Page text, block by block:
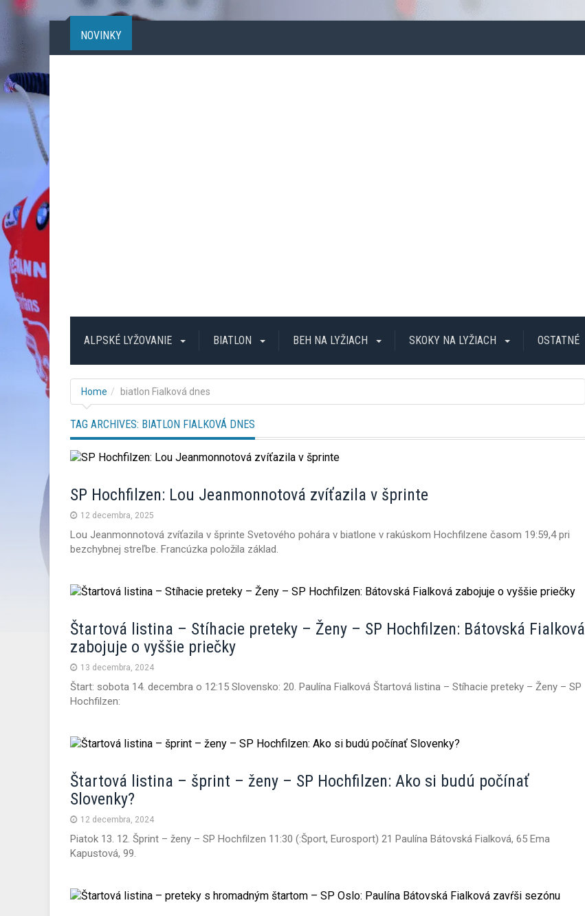
NOVINKY
ALPSKÉ LYŽOVANIE BIATLON BEH NA LYŽIACH SKOKY NA LYŽIACH OSTATNÉ
Home biatlon Fialková dnes
TAG ARCHIVES: BIATLON FIALKOVÁ DNES
SP Hochfilzen: Lou Jeanmonnotová zvíťazila v šprinte
12 decembra, 2025
Lou Jeanmonnotová zvíťazila v šprinte Svetového pohára v biatlone v rakúskom Hochfilzene časom 19:59,4 pri
bezchybnej streľbe. Francúzka položila základ.
Štartová listina – Stíhacie preteky – Ženy – SP Hochfilzen: Bátovská Fialková
zabojuje o vyššie priečky
13 decembra, 2024
Štart: sobota 14. decembra o 12:15 Slovensko: 20. Paulína Fialková Štartová listina – Stíhacie preteky – Ženy – SP
Hochfilzen:
Štartová listina – šprint – ženy – SP Hochfilzen: Ako si budú počínať
Slovenky?
12 decembra, 2024
Piatok 13. 12. Šprint – ženy – SP Hochfilzen 11:30 (:Šport, Eurosport) 21 Paulína Bátovská Fialková, 65 Ema
Kapustová, 99.